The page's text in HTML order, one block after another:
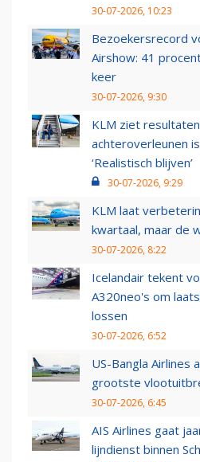
30-07-2026, 10:23
Bezoekersrecord
Airshow: 41
keer
30-07-2026, 9:30
KLM ziet
achteroverleunen
‘Realistisch blijven’
30-07-2026, 9:29
KLM laat
kwartaal, maar de
30-07-2026, 8:22
Icelandair tekent
A320neo's om
lossen
30-07-2026, 6:52
US-Bangla Airlines
grootste
30-07-2026, 6:45
AIS Airlines gaat
lijndienst binnen